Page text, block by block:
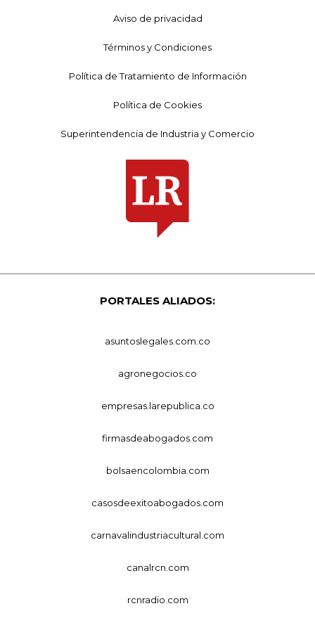
Aviso de privacidad
Términos y Condiciones
Política de Tratamiento de Información
Política de Cookies
Superintendencia de Industria y Comercio
PORTALES ALIADOS:
asuntoslegales.com.co
agronegocios.co
empresas.larepublica.co
firmasdeabogados.com
bolsaencolombia.com
casosdeexitoabogados.com
carnavalindustriacultural.com
canalrcn.com
rcnradio.com